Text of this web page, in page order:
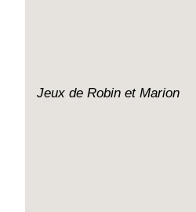
Jeux de Robin et Marion